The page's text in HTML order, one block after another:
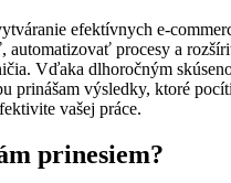
efektívnych e-
automatizovať procesy a
Vďaka dlhoročným
prinášam výsledky, ktoré
vašej práce.
prinesiem?